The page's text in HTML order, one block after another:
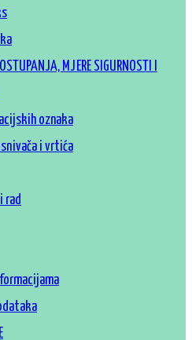
MJERE SIGURNOSTI I
oznaka
i vrtića
rad